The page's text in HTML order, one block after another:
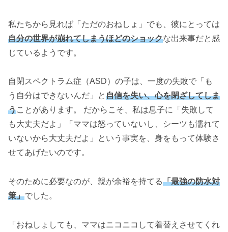
私たちから見れば「ただのおねしょ」でも、彼にとっては
自分の世界が崩れてしまうほどのショックな出来事だと感
じているようです。
自閉スペクトラム症（ASD）の子は、一度の失敗で「も
う自分はできないんだ」と自信を失い、心を閉ざしてしま
うことがあります。 だからこそ、私は息子に「失敗して
も大丈夫だよ」「ママは怒っていないし、シーツも濡れて
いないから大丈夫だよ」という事実を、身をもって体験さ
せてあげたいのです。
そのために必要なのが、親が余裕を持てる「最強の防水対
策」でした。
「おねしょしても、ママはニコニコして着替えさせてくれ